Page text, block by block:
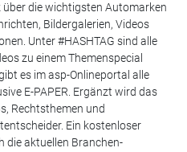
die wichtigsten Automarken
Bildergalerien, Videos
Unter #HASHTAG sind alle
zu einem Themenspecial
es im asp-Onlineportal alle
E-PAPER. Ergänzt wird das
Rechtsthemen und
Ein kostenloser
die aktuellen Branchen-